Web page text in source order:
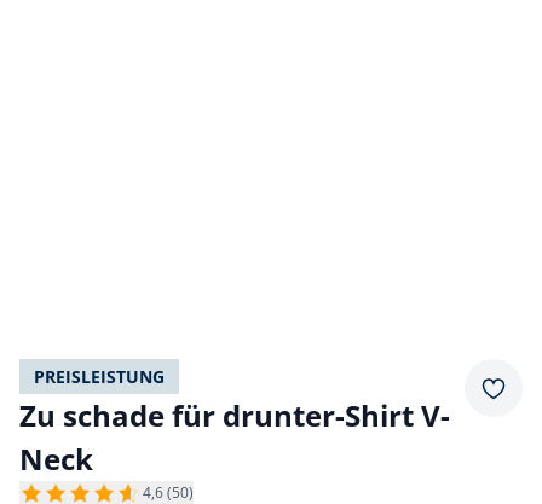
PREISLEISTUNG
Zu schade für drunter-Shirt V-
Neck
4,6 (50)